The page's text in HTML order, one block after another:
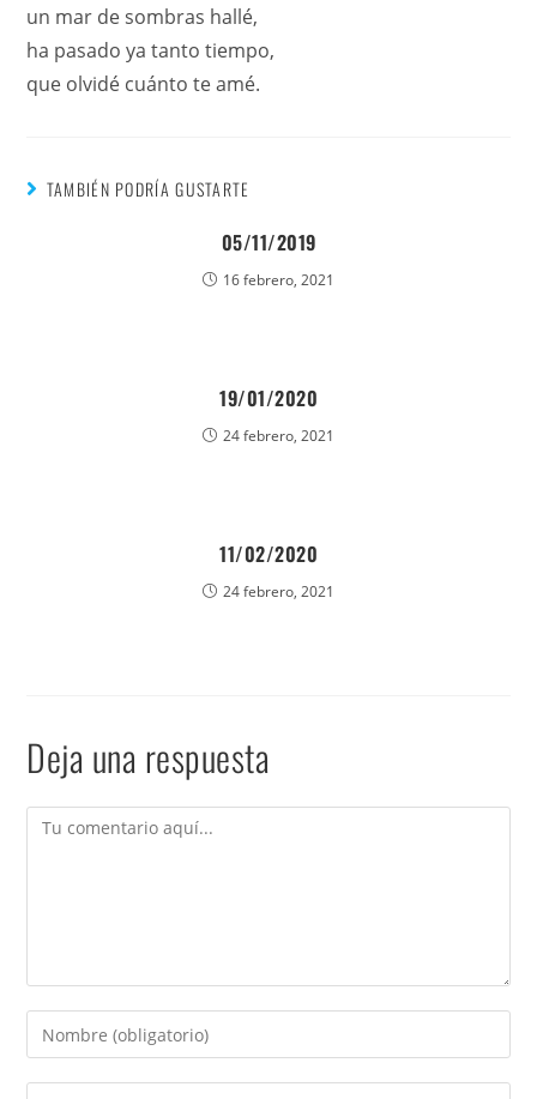
un mar de sombras hallé,
ha pasado ya tanto tiempo,
que olvidé cuánto te amé.
TAMBIÉN PODRÍA GUSTARTE
05/11/2019
16 febrero, 2021
19/01/2020
24 febrero, 2021
11/02/2020
24 febrero, 2021
Deja una respuesta